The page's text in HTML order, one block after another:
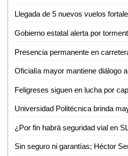
Feligreses siguen en lucha por